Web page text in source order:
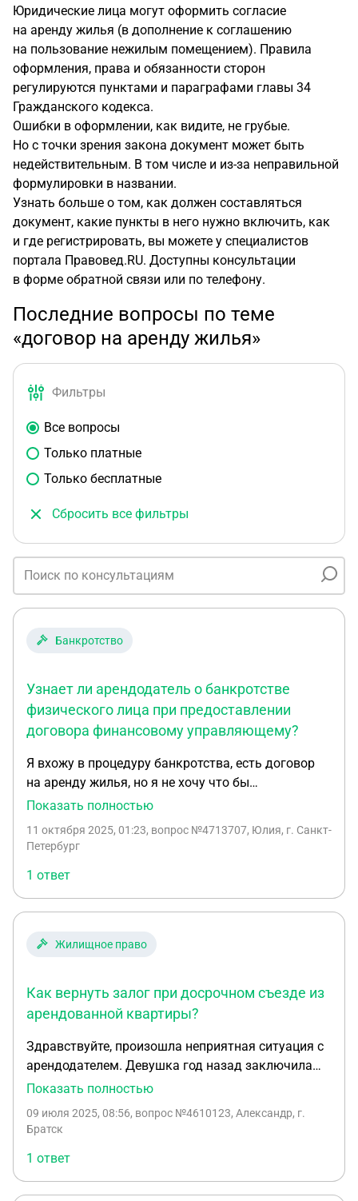
Юридические лица могут оформить согласие
на аренду жилья (в дополнение к соглашению
на пользование нежилым помещением). Правила
оформления, права и обязанности сторон
регулируются пунктами и параграфами главы 34
Гражданского кодекса.
Ошибки в оформлении, как видите, не грубые.
Но с точки зрения закона документ может быть
недействительным. В том числе и из-за неправильной
формулировки в названии.
Узнать больше о том, как должен составляться
документ, какие пункты в него нужно включить, как
и где регистрировать, вы можете у специалистов
портала Правовед.RU. Доступны консультации
в форме обратной связи или по телефону.
Последние вопросы по теме
«договор на аренду жилья»
Фильтры
Все вопросы
Только платные
Только бесплатные
Сбросить все фильтры
Банкротство
Узнает ли арендодатель о банкротстве
физического лица при предоставлении
договора финансовому управляющему?
Я вхожу в процедуру банкротства, есть договор
на аренду жилья, но я не хочу что бы
арендодатель знал о моем банкротстве. Если я
квартиры как то об этом сообщают?
Показать полностью
11 октября 2025, 01:23, вопрос №4713707, Юлия, г. Санкт-
Петербург
1 ответ
Жилищное право
Как вернуть залог при досрочном съезде из
арендованной квартиры?
Здравствуйте, произошла неприятная ситуация с
арендодателем. Девушка год назад заключила
договор на аренду жилья с оплатой в 18т.р, он
важное он заключён был на 11 месяцев(в
договориться на бессрочное продление
договора). В последующем она каждое 26 число
Показать полностью
09 июля 2025, 08:56, вопрос №4610123, Александр, г.
Братск
1 ответ